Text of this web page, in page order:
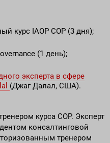
курс IAOP COP (3 дня);
(1 день);
эксперта в сфере
(Джаг Далал, США).
курса COP. Эксперт
консалтинговой
тренером